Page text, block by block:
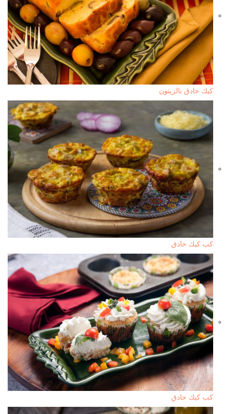
كيك حادق بالزيتون
كب كيك حادق
كب كيك حادق